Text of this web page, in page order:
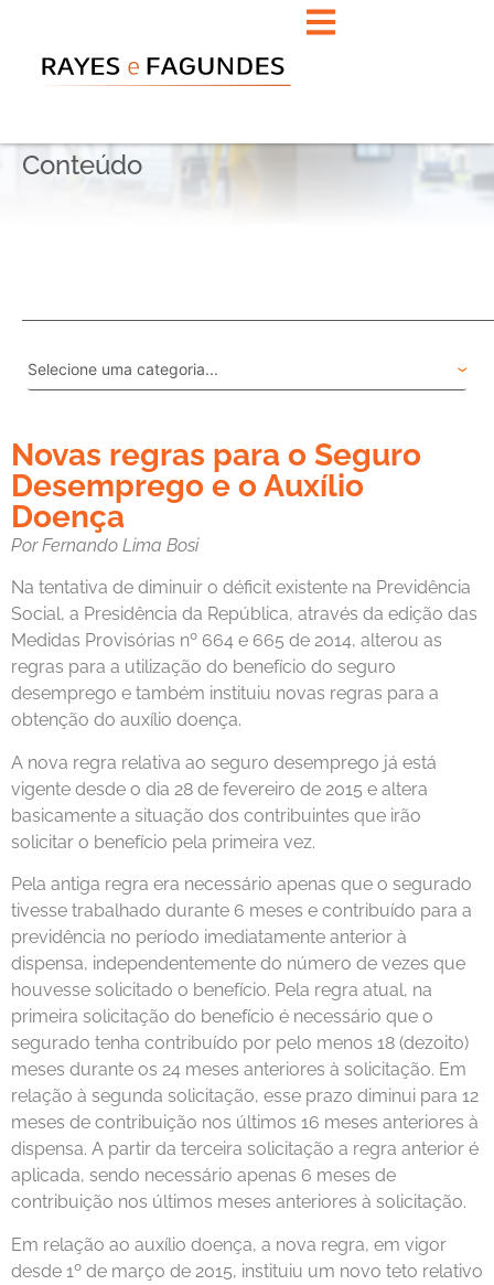
Conteúdo
Novas regras para o Seguro
Desemprego e o Auxílio
Doença
Por Fernando Lima Bosi
Na tentativa de diminuir o déficit existente na Previdência
Social, a Presidência da República, através da edição das
Medidas Provisórias nº 664 e 665 de 2014, alterou as
regras para a utilização do benefício do seguro
desemprego e também instituiu novas regras para a
obtenção do auxílio doença.
A nova regra relativa ao seguro desemprego já está
vigente desde o dia 28 de fevereiro de 2015 e altera
basicamente a situação dos contribuintes que irão
solicitar o benefício pela primeira vez.
Pela antiga regra era necessário apenas que o segurado
tivesse trabalhado durante 6 meses e contribuído para a
previdência no período imediatamente anterior à
dispensa, independentemente do número de vezes que
houvesse solicitado o benefício. Pela regra atual, na
primeira solicitação do benefício é necessário que o
segurado tenha contribuído por pelo menos 18 (dezoito)
meses durante os 24 meses anteriores à solicitação. Em
relação à segunda solicitação, esse prazo diminui para 12
meses de contribuição nos últimos 16 meses anteriores à
dispensa. A partir da terceira solicitação a regra anterior é
aplicada, sendo necessário apenas 6 meses de
contribuição nos últimos meses anteriores à solicitação.
Em relação ao auxílio doença, a nova regra, em vigor
desde 1º de março de 2015, instituiu um novo teto relativo